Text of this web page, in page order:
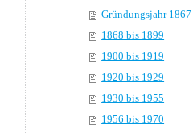
Gründungsjahr 1867
1868 bis 1899
1900 bis 1919
1920 bis 1929
1930 bis 1955
1956 bis 1970